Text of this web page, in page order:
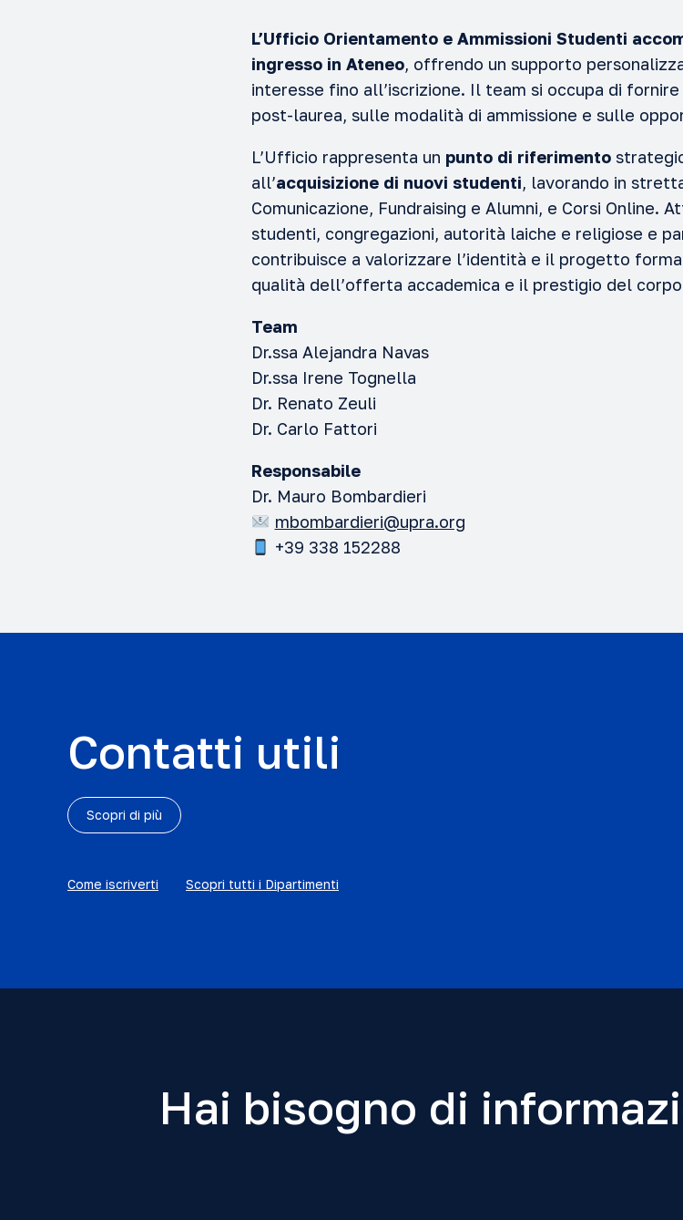
L’Ufficio Orientamento e Ammissioni Studenti
ingresso in Ateneo, offrendo un supporto
interesse fino all’iscrizione. Il team si occupa di
post-laurea, sulle modalità di ammissione e sulle
L’Ufficio rappresenta un punto di riferimento
all’acquisizione di nuovi studenti, lavorando in
Comunicazione, Fundraising e Alumni, e Corsi Online.
studenti, congregazioni, autorità laiche e religiose e
contribuisce a valorizzare l’identità e il progetto
qualità dell’offerta accademica e il prestigio del
Team
Dr.ssa Alejandra Navas
Dr.ssa Irene Tognella
Dr. Renato Zeuli
Dr. Carlo Fattori
Responsabile
Dr. Mauro Bombardieri
mbombardieri@upra.org
+39 338 152288
Contatti utili
Scopri di più
Come iscriverti Scopri tutti i Dipartimenti
Hai bisogno di